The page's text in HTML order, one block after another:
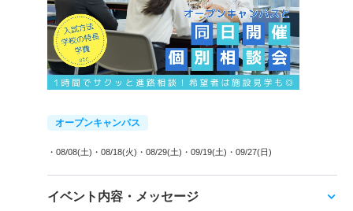
オープンキャンパス
・08/08(土) ・08/18(火) ・08/29(土) ・09/19(土) ・09/27(日)
イベント内容・メッセージ